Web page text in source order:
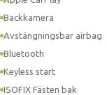
Backkamera
Avstängningsbar airbag
Bluetooth
Keyless start
ISOFIX Fästen bak